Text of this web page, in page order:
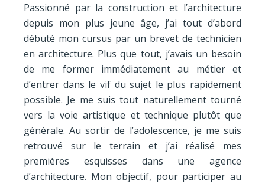
Passionné par la construction et l’architecture
depuis mon plus jeune âge, j’ai tout d’abord
débuté mon cursus par un brevet de technicien
en architecture. Plus que tout, j’avais un besoin
de me former immédiatement au métier et
d’entrer dans le vif du sujet le plus rapidement
possible. Je me suis tout naturellement tourné
vers la voie artistique et technique plutôt que
générale. Au sortir de l’adolescence, je me suis
retrouvé sur le terrain et j’ai réalisé mes
premières esquisses dans une agence
d’architecture. Mon objectif, pour participer au